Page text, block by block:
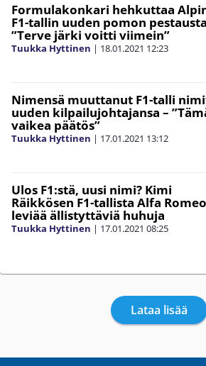
Formulakonkari hehkuttaa
F1-tallin uuden pomon
”Terve järki voitti viimein”
Tuukka Hyttinen | 18.01.2021 12:23
Nimensä muuttanut F1-talli
uuden kilpailujohtajansa –
vaikea päätös”
Tuukka Hyttinen | 17.01.2021 13:12
Ulos F1:stä, uusi nimi? Kimi
Räikkösen F1-tallista Alfa
leviää ällistyttäviä huhuja
Tuukka Hyttinen | 17.01.2021 08:25
Lataa lisää